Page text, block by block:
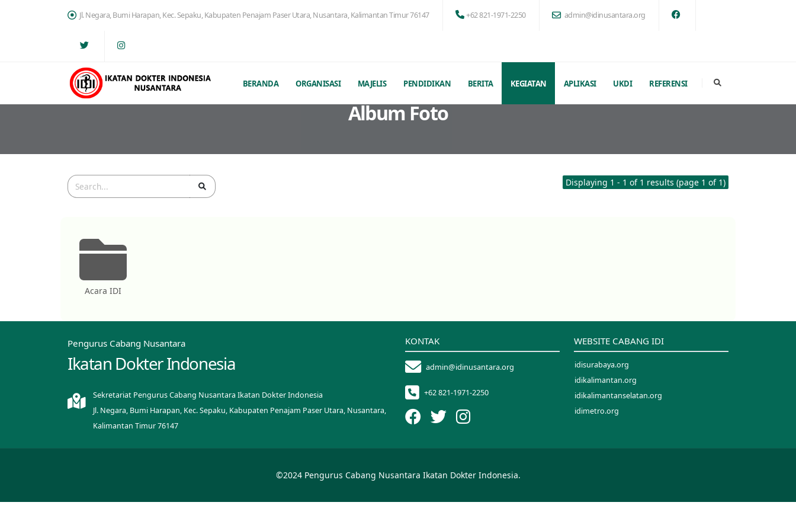
Jl. Negara, Bumi Harapan, Kec. Sepaku, Kabupaten Penajam Paser Utara, Nusantara, Kalimantan Timur 76147 +62 821-1971-2250 admin@idinusantara.org
BERANDA ORGANISASI MAJELIS PENDIDIKAN BERITA KEGIATAN APLIKASI UKDI REFERENSI
Album Foto
Displaying 1 - 1 of 1 results (page 1 of 1)
Acara IDI
Pengurus Cabang Nusantara
Ikatan Dokter Indonesia
Sekretariat Pengurus Cabang Nusantara Ikatan Dokter Indonesia
Jl. Negara, Bumi Harapan, Kec. Sepaku, Kabupaten Penajam Paser Utara, Nusantara,
Kalimantan Timur 76147
KONTAK
admin@idinusantara.org
+62 821-1971-2250
WEBSITE CABANG IDI
idisurabaya.org
idikalimantan.org
idikalimantanselatan.org
idimetro.org
©2024 Pengurus Cabang Nusantara Ikatan Dokter Indonesia.